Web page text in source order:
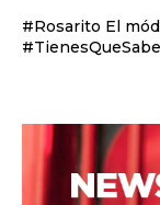
#Rosarito El